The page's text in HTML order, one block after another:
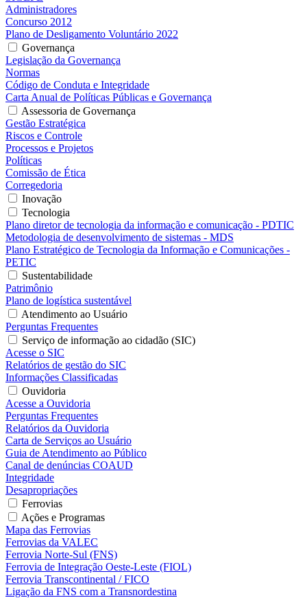
Administradores
Concurso 2012
Plano de Desligamento Voluntário 2022
Governança
Legislação da Governança
Normas
Código de Conduta e Integridade
Carta Anual de Políticas Públicas e Governança
Assessoria de Governança
Gestão Estratégica
Riscos e Controle
Processos e Projetos
Políticas
Comissão de Ética
Corregedoria
Inovação
Tecnologia
Plano diretor de tecnologia da informação e comunicação - PDTIC
Metodologia de desenvolvimento de sistemas - MDS
Plano Estratégico de Tecnologia da Informação e Comunicações -
PETIC
Sustentabilidade
Patrimônio
Plano de logística sustentável
Atendimento ao Usuário
Perguntas Frequentes
Serviço de informação ao cidadão (SIC)
Acesse o SIC
Relatórios de gestão do SIC
Informações Classificadas
Ouvidoria
Acesse a Ouvidoria
Perguntas Frequentes
Relatórios da Ouvidoria
Carta de Serviços ao Usuário
Guia de Atendimento ao Público
Canal de denúncias COAUD
Integridade
Desapropriações
Ferrovias
Ações e Programas
Mapa das Ferrovias
Ferrovias da VALEC
Ferrovia Norte-Sul (FNS)
Ferrovia de Integração Oeste-Leste (FIOL)
Ferrovia Transcontinental / FICO
Ligação da FNS com a Transnordestina